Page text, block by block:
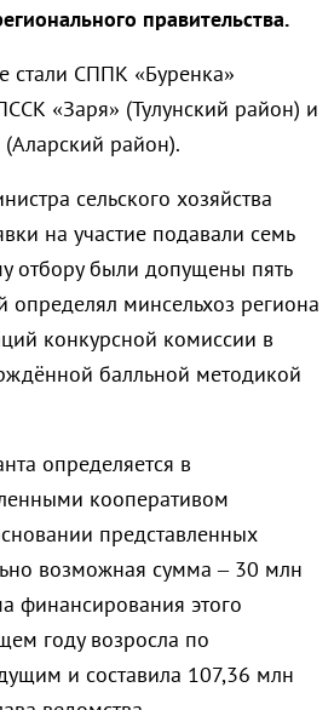
правительства.
стали СППК «Буренка»
«Заря» (Тулунский район) и
район).
сельского хозяйства
на участие подавали семь
отбору были допущены пять
определял минсельхоз региона
конкурсной комиссии в
балльной методикой
определяется в
кооперативом
представленных
возможная сумма – 30 млн
финансирования этого
году возросла по
и составила 107,36 млн